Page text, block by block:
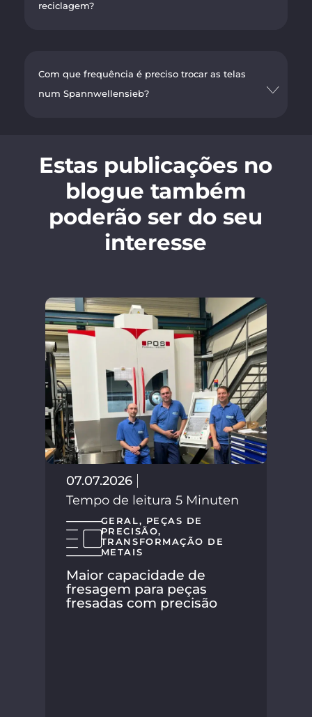
reciclagem?
Com que frequência é preciso trocar as telas
num Spannwellensieb?
Estas publicações no
blogue também
poderão ser do seu
interesse
07.07.2026
Tempo de leitura 5 Minuten
GERAL, PEÇAS DE
PRECISÃO,
TRANSFORMAÇÃO DE
METAIS
Maior capacidade de
fresagem para peças
fresadas com precisão